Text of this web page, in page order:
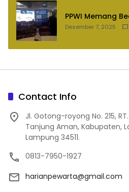
PPWI Memang
Desember 7, 2025
Contact Info
Jl. Gotong-royong No. 215,
Tanjung Aman, Kabupaten,
Lampung 34511.
0813-7950-1927
harianpewarta@gmail.com